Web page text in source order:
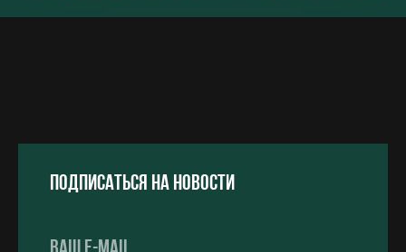
Подписаться на новости